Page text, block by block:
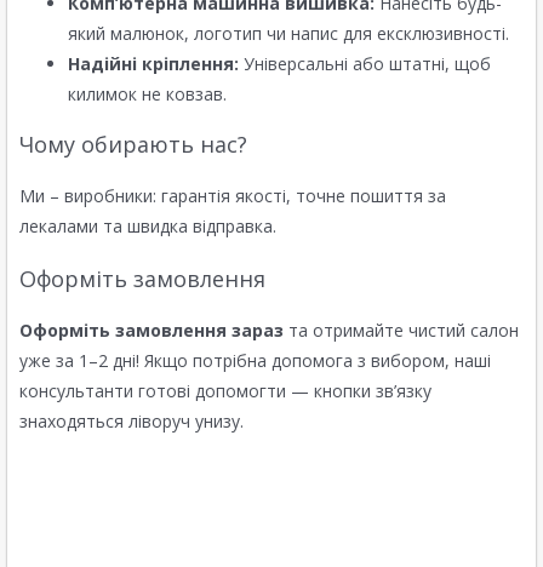
який малюнок, логотип чи напис для ексклюзивності.
Надійні кріплення: Універсальні або штатні, щоб
килимок не ковзав.
Чому обирають нас?
Ми – виробники: гарантія якості, точне пошиття за
лекалами та швидка відправка.
Оформіть замовлення
Оформіть замовлення зараз та отримайте чистий салон
уже за 1–2 дні! Якщо потрібна допомога з вибором, наші
консультанти готові допомогти — кнопки зв’язку
знаходяться ліворуч унизу.